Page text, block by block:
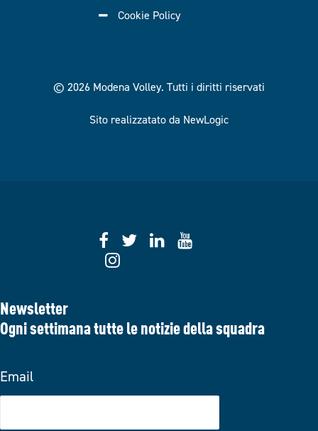
Cookie Policy
© 2026 Modena Volley. Tutti i diritti riservati
Sito realizzatato da NewLogic
Newsletter
Ogni settimana tutte le notizie della squadra
Email